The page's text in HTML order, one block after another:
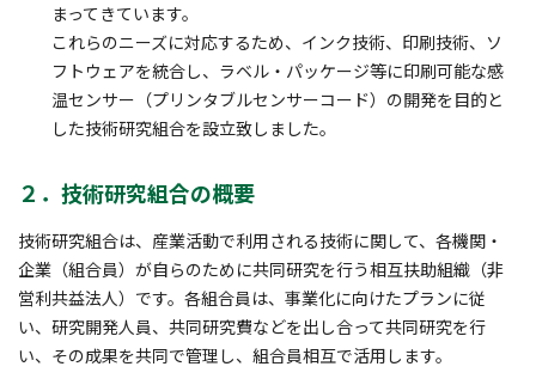
まってきています。
これらのニーズに対応するため、インク技術、印刷技術、ソ
フトウェアを統合し、ラベル・パッケージ等に印刷可能な感
温センサー（プリンタブルセンサーコード）の開発を目的と
した技術研究組合を設立致しました。
２．技術研究組合の概要
技術研究組合は、産業活動で利用される技術に関して、各機関・
企業（組合員）が自らのために共同研究を行う相互扶助組織（非
営利共益法人）です。各組合員は、事業化に向けたプランに従
い、研究開発人員、共同研究費などを出し合って共同研究を行
い、その成果を共同で管理し、組合員相互で活用します。